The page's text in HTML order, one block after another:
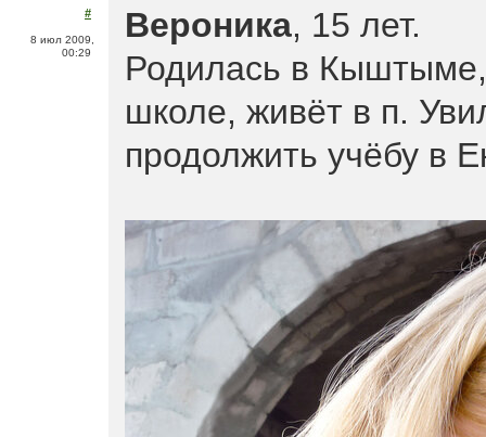
#
8 июл 2009,
00:29
Вероника, 15 лет.
Родилась в
школе, живёт в п.
продолжить учёбу в